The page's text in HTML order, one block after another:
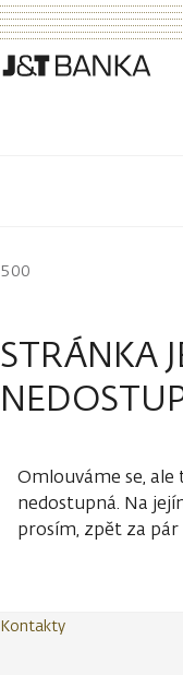
500
STRÁNKA
Omlouváme se,
nedostupná. Na
prosím, zpět za
Kontakty